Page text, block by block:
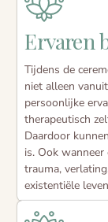
Ervaren
Tijdens de
niet alleen
persoonlijke
therapeutisch
Daardoor
is. Ook
trauma,
existentiële